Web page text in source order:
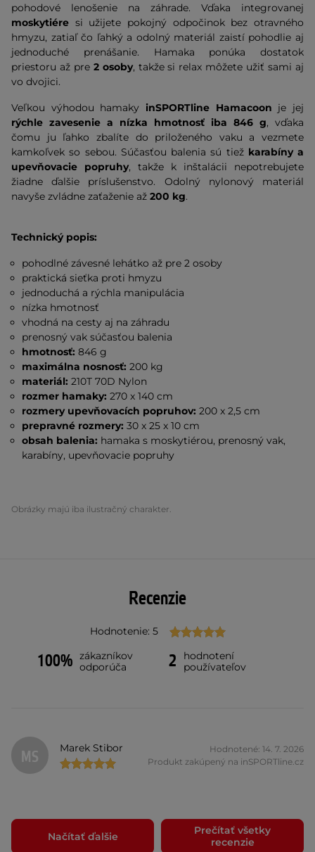
pohodové lenošenie na záhrade. Vďaka integrovanej
moskytiére si užijete pokojný odpočinok bez otravného
hmyzu, zatiaľ čo ľahký a odolný materiál zaistí pohodlie aj
jednoduché prenášanie. Hamaka ponúka dostatok
priestoru až pre 2 osoby, takže si relax môžete užiť sami aj
vo dvojici.
Veľkou výhodou hamaky inSPORTline Hamacoon je jej
rýchle zavesenie a nízka hmotnosť iba 846 g, vďaka
čomu ju ľahko zbalíte do priloženého vaku a vezmete
kamkoľvek so sebou. Súčasťou balenia sú tiež karabíny a
upevňovacie popruhy, takže k inštalácii nepotrebujete
žiadne ďalšie príslušenstvo. Odolný nylonový materiál
navyše zvládne zaťaženie až 200 kg.
Technický popis:
pohodlné závesné lehátko až pre 2 osoby
praktická sieťka proti hmyzu
jednoduchá a rýchla manipulácia
nízka hmotnosť
vhodná na cesty aj na záhradu
prenosný vak súčasťou balenia
hmotnosť: 846 g
maximálna nosnosť: 200 kg
materiál: 210T 70D Nylon
rozmer hamaky: 270 x 140 cm
rozmery upevňovacích popruhov:200 x 2,5 cm
prepravné rozmery: 30 x 25 x 10 cm
obsah balenia: hamaka s moskytiérou, prenosný vak,
karabíny, upevňovacie popruhy
Obrázky majú iba ilustračný charakter.
Recenzie
Hodnotenie: 5
100% zákazníkov
odporúča
2
hodnotení
používateľov
MS Marek Stibor
Hodnotené: 14. 7. 2026
Produkt zakúpený na inSPORTline.cz
Načítať ďalšie
Prečítať všetky
recenzie